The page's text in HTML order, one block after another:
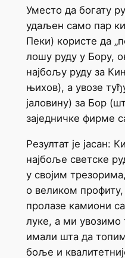
Уместо да богату
удаљен само пар
Пеки) користе да
лошу руду у Бору,
најбољу руду за
њихов), а увозе
јаловину) за Бор
заједничке фирме
Резултат је јасан:
најбоље светске
у својим
о великом
пролазе камиони
луке, а ми увозимо
имали шта да
боље и